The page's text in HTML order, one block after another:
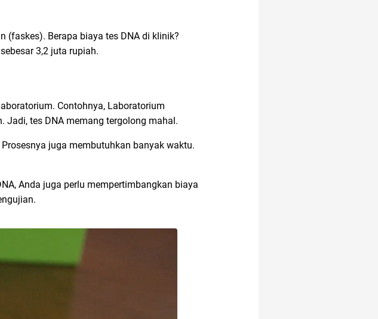
(faskes). Berapa biaya tes DNA di klinik?
3,2 juta rupiah.
Contohnya, Laboratorium
Jadi, tes DNA memang tergolong mahal.
juga membutuhkan banyak waktu.
Anda juga perlu mempertimbangkan biaya